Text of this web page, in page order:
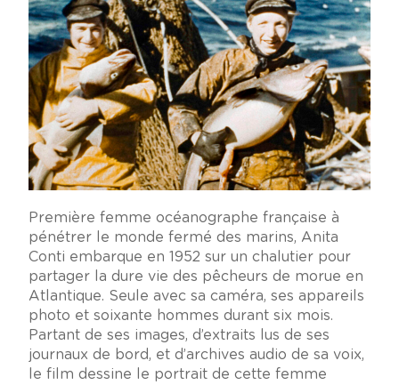
Première femme océanographe française à
pénétrer le monde fermé des marins, Anita
Conti embarque en 1952 sur un chalutier pour
partager la dure vie des pêcheurs de morue en
Atlantique. Seule avec sa caméra, ses appareils
photo et soixante hommes durant six mois.
Partant de ses images, d’extraits lus de ses
journaux de bord, et d’archives audio de sa voix,
le film dessine le portrait de cette femme